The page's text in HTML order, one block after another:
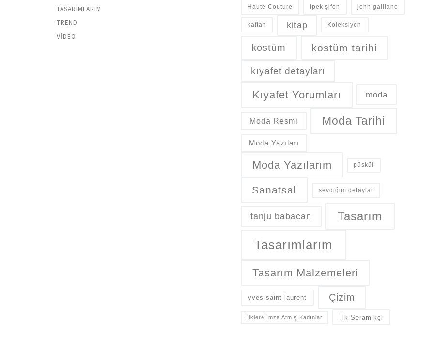
TASARIMLARIM
TREND
VIDEO
Haute Couture ipek şifon john galliano
kaftan kitap Koleksiyon
kostüm kostüm tarihi
kıyafet detayları
Kıyafet Yorumları moda
Moda Resmi Moda Tarihi
Moda Yazıları
Moda Yazılarım püskül
Sanatsal sevdiğim detaylar
tanju babacan Tasarım
Tasarımlarım
Tasarım Malzemeleri
yves saint laurent Çizim
İlklere İmza Atmış Kadınlar İlk Seramikçi